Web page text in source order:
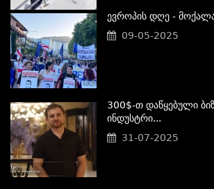
Ევროპის Დღე -
09-05-2025
300$-Თ Დაწყებული
Ინდუსტრი...
31-07-2025